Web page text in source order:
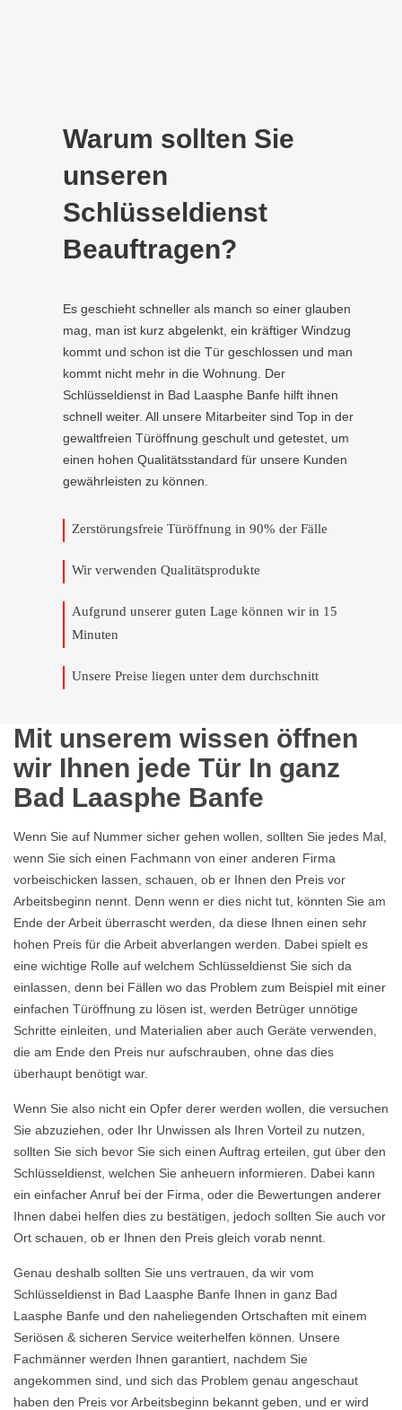
Warum sollten Sie
unseren
Schlüsseldienst
Beauftragen?
Es geschieht schneller als manch so einer glauben
mag, man ist kurz abgelenkt, ein kräftiger Windzug
kommt und schon ist die Tür geschlossen und man
kommt nicht mehr in die Wohnung. Der
Schlüsseldienst in Bad Laasphe Banfe hilft ihnen
schnell weiter. All unsere Mitarbeiter sind Top in der
gewaltfreien Türöffnung geschult und getestet, um
einen hohen Qualitätsstandard für unsere Kunden
gewährleisten zu können.
Zerstörungsfreie Türöffnung in 90% der Fälle
Wir verwenden Qualitätsprodukte
Aufgrund unserer guten Lage können wir in 15
Minuten
Unsere Preise liegen unter dem durchschnitt
Mit unserem wissen öffnen
wir Ihnen jede Tür In ganz
Bad Laasphe Banfe
Wenn Sie auf Nummer sicher gehen wollen, sollten Sie jedes Mal,
wenn Sie sich einen Fachmann von einer anderen Firma
vorbeischicken lassen, schauen, ob er Ihnen den Preis vor
Arbeitsbeginn nennt. Denn wenn er dies nicht tut, könnten Sie am
Ende der Arbeit überrascht werden, da diese Ihnen einen sehr
hohen Preis für die Arbeit abverlangen werden. Dabei spielt es
eine wichtige Rolle auf welchem Schlüsseldienst Sie sich da
einlassen, denn bei Fällen wo das Problem zum Beispiel mit einer
einfachen Türöffnung zu lösen ist, werden Betrüger unnötige
Schritte einleiten, und Materialien aber auch Geräte verwenden,
die am Ende den Preis nur aufschrauben, ohne das dies
überhaupt benötigt war.
Wenn Sie also nicht ein Opfer derer werden wollen, die versuchen
Sie abzuziehen, oder Ihr Unwissen als Ihren Vorteil zu nutzen,
sollten Sie sich bevor Sie sich einen Auftrag erteilen, gut über den
Schlüsseldienst, welchen Sie anheuern informieren. Dabei kann
ein einfacher Anruf bei der Firma, oder die Bewertungen anderer
Ihnen dabei helfen dies zu bestätigen, jedoch sollten Sie auch vor
Ort schauen, ob er Ihnen den Preis gleich vorab nennt.
Genau deshalb sollten Sie uns vertrauen, da wir vom
Schlüsseldienst in Bad Laasphe Banfe Ihnen in ganz Bad
Laasphe Banfe und den naheliegenden Ortschaften mit einem
Seriösen & sicheren Service weiterhelfen können. Unsere
Fachmänner werden Ihnen garantiert, nachdem Sie
angekommen sind, und sich das Problem genau angeschaut
haben den Preis vor Arbeitsbeginn bekannt geben, und er wird